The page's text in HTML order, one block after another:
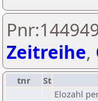
Zeitreihe,
tnr St
Elozahl